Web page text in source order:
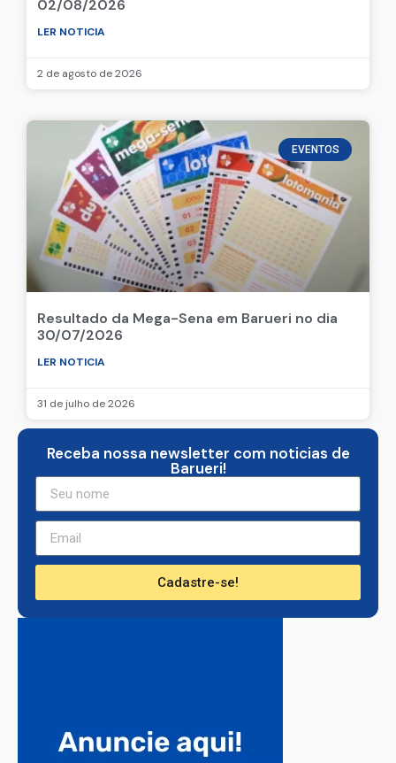
02/08/2026
LER NOTICIA
2 de agosto de 2026
EVENTOS
Resultado da Mega-Sena em Barueri no dia
30/07/2026
LER NOTICIA
31 de julho de 2026
Receba nossa newsletter com noticias de
Barueri!
Cadastre-se!